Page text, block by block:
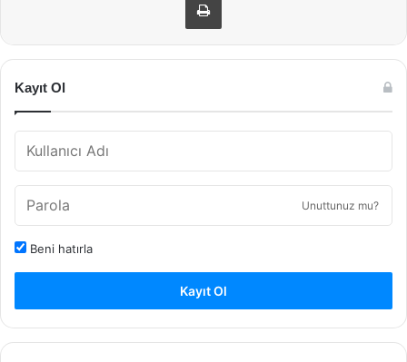
Kayıt Ol
Unuttunuz mu?
Beni hatırla
Kayıt Ol